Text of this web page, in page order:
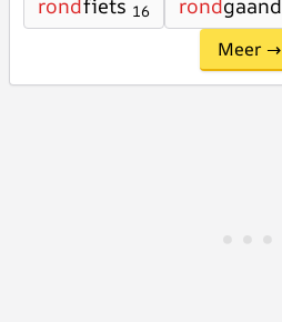
rondfiets 16 rondgaand
Meer →